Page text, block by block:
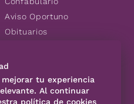
Aviso Oportuno
Obituarios
Consultas
tu experiencia
Al continuar
política de cookies